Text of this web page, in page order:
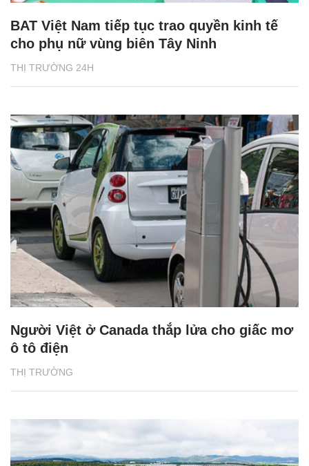
THỊ TRƯỜNG 24H
BAT Việt Nam tiếp tục trao quyền kinh tế
cho phụ nữ vùng biên Tây Ninh
THỊ TRƯỜNG
Người Việt ở Canada thắp lửa cho giấc mơ
ô tô điện